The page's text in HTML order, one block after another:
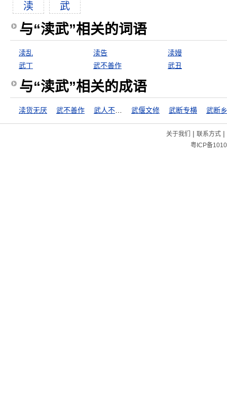
渎 武
与“渎武”相关的词语
渎乱 渎告
渎嫚
武丁
武不善作 武丑
与“渎武”相关的成语
渎货无厌 武不善作 武偃文修 武断专横 武断
关于我们 | 联系方式|
粤ICP备